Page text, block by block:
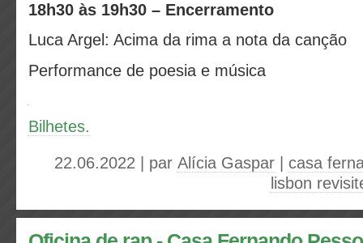
18h30 às 19h30 – Encerramento
Luca Argel: Acima da rima a nota da canção
Performance de poesia e música
Bilhetes.
22.06.2022 | par Alícia Gaspar
casa
lisbon